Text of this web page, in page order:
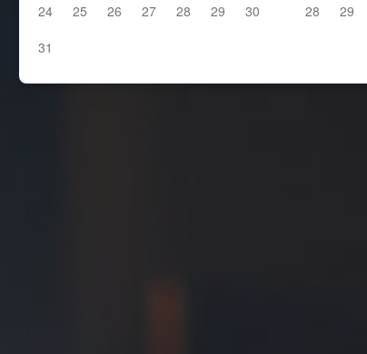
24
25 26 27 28 29
30
31
28
29